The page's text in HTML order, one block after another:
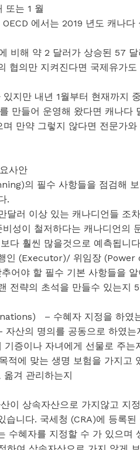
또는 1 월
에서는 2019 년도 캐나
해 약 2 달러가 상승된 57 달
협의만 지켜진다면 국제유가
있지만 내년 1월부터 현재까
만들어 운영해 왔다면 캐나다
만약 그렇지 않다면 전문가
사안
의 필수 사항들을 점검해
.
달러 이상 있는 캐나디언들
성이 철저하다는 캐나디언의
다 훨씬 많을것으로 예측됩니
인 (Executor)/ 위임장
어야 할 필수 기본 사항들을 알
전략의 초석을 만들수 있는지
– 수혜자 지정을 하였
자산의 명의를 공동으로 하였는
기증이나 자녀에게 선물로 주는
적에 맞는 생명 보험을 가지고
겨 관리하는지
이 상속자산으로 가지않고 지
습니다. 국세청 (CRA)에 등록
수혜자를 지정할 수 가 있으며